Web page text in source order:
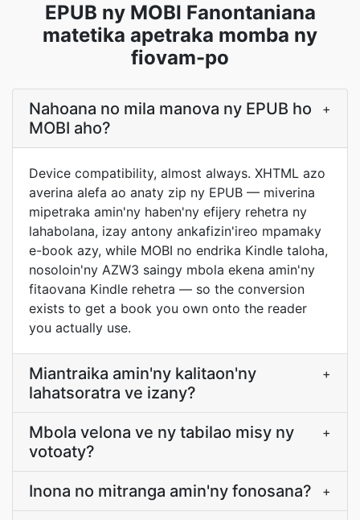
EPUB ny MOBI Fanontaniana
matetika apetraka momba ny
fiovam-po
Nahoana no mila manova ny EPUB ho
MOBI aho?
+
Device compatibility, almost always. XHTML azo
averina alefa ao anaty zip ny EPUB — miverina
mipetraka amin'ny haben'ny efijery rehetra ny
lahabolana, izay antony ankafizin'ireo mpamaky
e-book azy, while MOBI no endrika Kindle taloha,
nosoloin'ny AZW3 saingy mbola ekena amin'ny
fitaovana Kindle rehetra — so the conversion
exists to get a book you own onto the reader
you actually use.
Miantraika amin'ny kalitaon'ny
lahatsoratra ve izany?
+
Mbola velona ve ny tabilao misy ny
votoaty?
+
Inona no mitranga amin'ny fonosana? +